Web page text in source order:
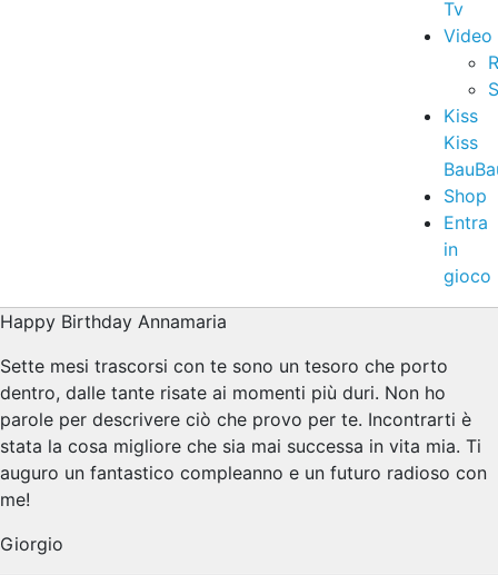
Tv
Video
Kiss
Kiss
Shop
Entra
in
gioco
Happy Birthday Annamaria
Sette mesi trascorsi con te sono un tesoro che porto
dentro, dalle tante risate ai momenti più duri. Non ho
parole per descrivere ciò che provo per te. Incontrarti è
stata la cosa migliore che sia mai successa in vita mia. Ti
auguro un fantastico compleanno e un futuro radioso con
me!
Giorgio